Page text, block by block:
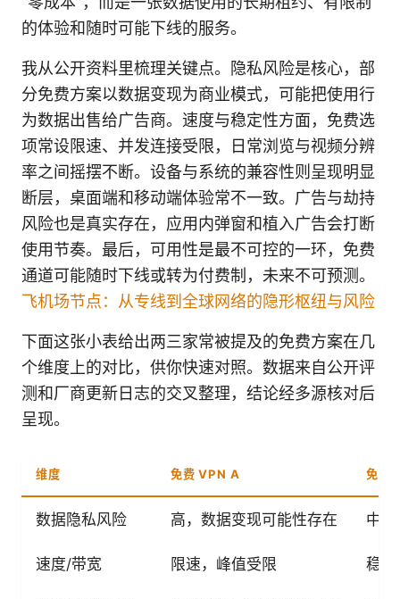
的体验和随时可能下线的服务。
我从公开资料里梳理关键点。隐私风险是核心，部
分免费方案以数据变现为商业模式，可能把使用行
为数据出售给广告商。速度与稳定性方面，免费选
项常设限速、并发连接受限，日常浏览与视频分辨
率之间摇摆不断。设备与系统的兼容性则呈现明显
断层，桌面端和移动端体验常不一致。广告与劫持
风险也是真实存在，应用内弹窗和植入广告会打断
使用节奏。最后，可用性是最不可控的一环，免费
通道可能随时下线或转为付费制，未来不可预测。
飞机场节点：从专线到全球网络的隐形枢纽与风险
下面这张小表给出两三家常被提及的免费方案在几
个维度上的对比，供你快速对照。数据来自公开评
测和厂商更新日志的交叉整理，结论经多源核对后
呈现。
维度 免费 VPN A 免费
数据隐私风险 高，数据变现可能性存在 中
速度/带宽 限速，峰值受限 稳定